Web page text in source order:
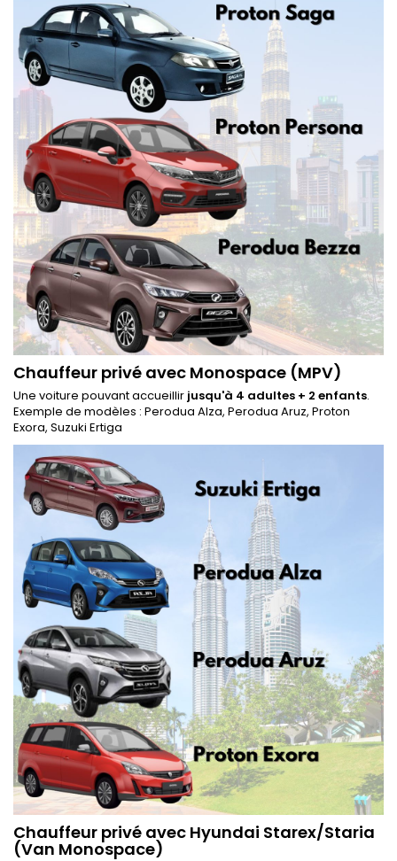
Chauffeur privé avec Monospace (MPV)
Une voiture pouvant accueillir jusqu'à 4 adultes + 2 enfants.
Exemple de modèles : Perodua Alza, Perodua Aruz, Proton
Exora, Suzuki Ertiga
Chauffeur privé avec Hyundai Starex/Staria
(Van Monospace)